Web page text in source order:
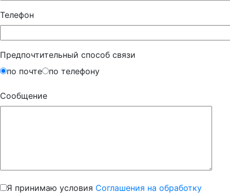
Телефон
Предпочтительный способ связи
по почте
по телефону
Сообщение
Я принимаю условия Соглашения на обработку